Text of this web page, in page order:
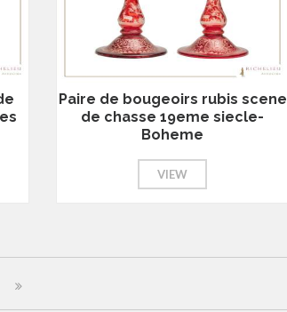
Paire de bougeoirs rubis scene
de chasse 19eme siecle-
Boheme
VIEW